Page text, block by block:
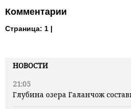
НОВОСТИ
21:05
Глубина озера Галанчож
Комментарии
Страница: 1 |